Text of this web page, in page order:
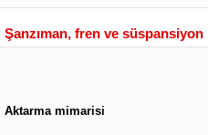
Şanzıman, fren ve süspansiyon
Aktarma mimarisi